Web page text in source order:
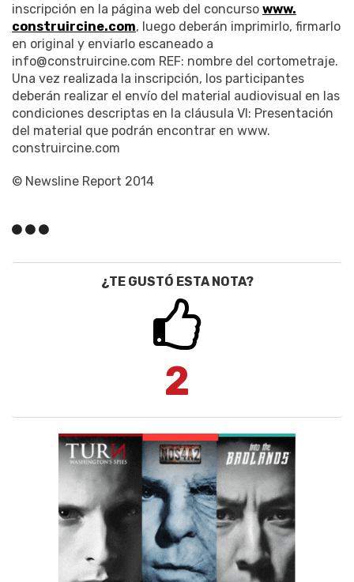
inscripción en la página web del concurso www.
construircine.com, luego deberán imprimirlo, firmarlo
en original y enviarlo escaneado a
info@construircine.com REF: nombre del cortometraje.
Una vez realizada la inscripción, los participantes
deberán realizar el envío del material audiovisual en las
condiciones descriptas en la cláusula VI: Presentación
del material que podrán encontrar en www.
construircine.com
© Newsline Report 2014
¿TE GUSTÓ ESTA NOTA?
2